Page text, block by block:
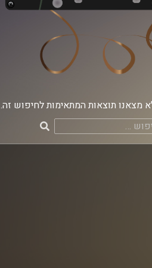
מצאנו תוצאות המתאימות לחיפוש זה.